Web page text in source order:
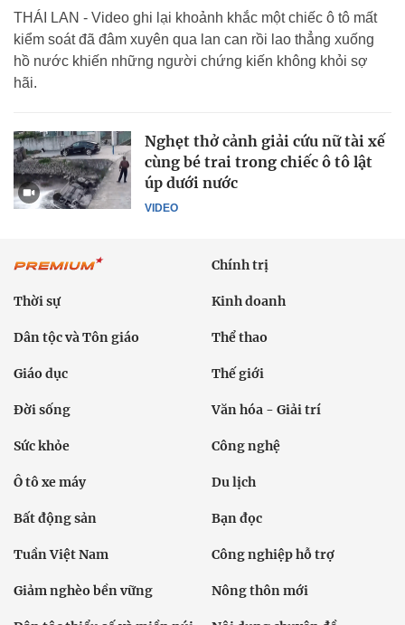
THÁI LAN - Video ghi lại khoảnh khắc một chiếc ô tô mất
kiểm soát đã đâm xuyên qua lan can rồi lao thẳng xuống
hồ nước khiến những người chứng kiến không khỏi sợ
hãi.
VIDEO
Nghẹt thở cảnh giải cứu nữ tài xế
cùng bé trai trong chiếc ô tô lật
úp dưới nước
Chính trị
Thời sự Kinh doanh
Dân tộc và Tôn giáo Thể thao
Giáo dục Thế giới
Đời sống Văn hóa - Giải trí
Sức khỏe Công nghệ
Ô tô xe máy Du lịch
Bất động sản Bạn đọc
Tuần Việt Nam Công nghiệp hỗ trợ
Giảm nghèo bền vững Nông thôn mới